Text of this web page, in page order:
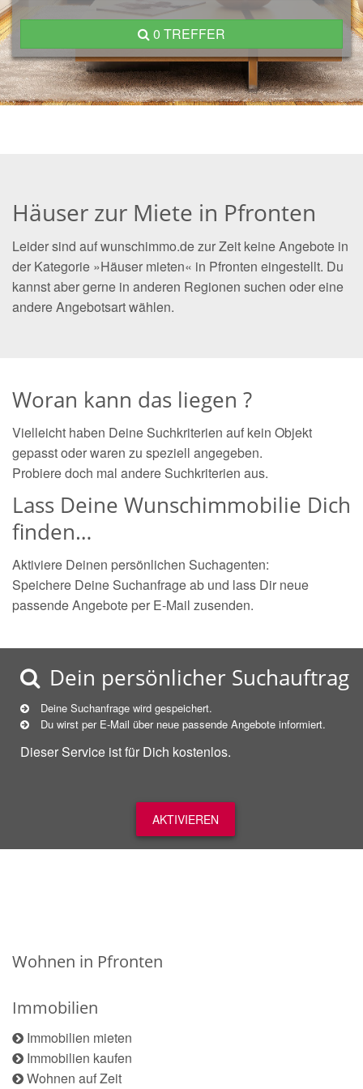
0 TREFFER
Häuser zur Miete in Pfronten
Leider sind auf wunschimmo.de zur Zeit keine Angebote in
der Kategorie »Häuser mieten« in Pfronten eingestellt. Du
kannst aber gerne in anderen Regionen suchen oder eine
andere Angebotsart wählen.
Woran kann das liegen ?
Vielleicht haben Deine Suchkriterien auf kein Objekt
gepasst oder waren zu speziell angegeben.
Probiere doch mal andere Suchkriterien aus.
Lass Deine Wunschimmobilie Dich
finden…
Aktiviere Deinen persönlichen Suchagenten:
Speichere Deine Suchanfrage ab und lass Dir neue
passende Angebote per E-Mail zusenden.
Dein persönlicher Suchauftrag
Deine Suchanfrage wird gespeichert.
Du wirst per E-Mail über neue passende Angebote informiert.
Dieser Service ist für Dich kostenlos.
AKTIVIEREN
Wohnen in Pfronten
Immobilien
Immobilien mieten
Immobilien kaufen
Wohnen auf Zeit